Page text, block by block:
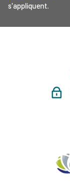
s'appliquent.